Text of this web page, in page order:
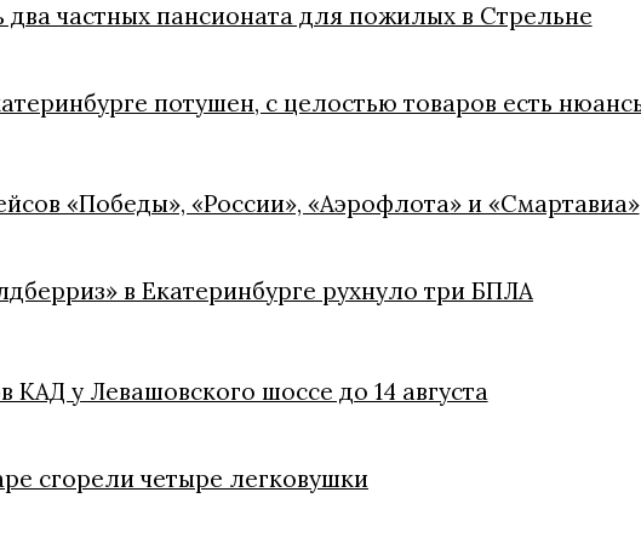
два частных пансионата для пожилых в Стрельне
потушен, с целостью товаров есть
«Победы», «России», «Аэрофлота» и «Смартавиа»
в Екатеринбурге рухнуло три БПЛА
у Левашовского шоссе до 14 августа
сгорели четыре легковушки